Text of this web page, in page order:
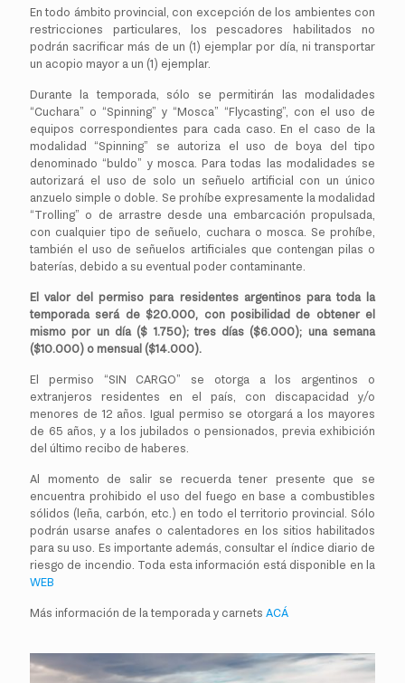
En todo ámbito provincial, con excepción de los ambientes con
restricciones particulares, los pescadores habilitados no
podrán sacrificar más de un (1) ejemplar por día, ni transportar
un acopio mayor a un (1) ejemplar.
Durante la temporada, sólo se permitirán las modalidades
“Cuchara” o “Spinning” y “Mosca” “Flycasting”, con el uso de
equipos correspondientes para cada caso. En el caso de la
modalidad “Spinning” se autoriza el uso de boya del tipo
denominado “buldo” y mosca. Para todas las modalidades se
autorizará el uso de solo un señuelo artificial con un único
anzuelo simple o doble. Se prohíbe expresamente la modalidad
“Trolling” o de arrastre desde una embarcación propulsada,
con cualquier tipo de señuelo, cuchara o mosca. Se prohíbe,
también el uso de señuelos artificiales que contengan pilas o
baterías, debido a su eventual poder contaminante.
El valor del permiso para residentes argentinos para toda la
temporada será de $20.000, con posibilidad de obtener el
mismo por un día ($ 1.750); tres días ($6.000); una semana
($10.000) o mensual ($14.000).
El permiso “SIN CARGO” se otorga a los argentinos o
extranjeros residentes en el país, con discapacidad y/o
menores de 12 años. Igual permiso se otorgará a los mayores
de 65 años, y a los jubilados o pensionados, previa exhibición
del último recibo de haberes.
Al momento de salir se recuerda tener presente que se
encuentra prohibido el uso del fuego en base a combustibles
sólidos (leña, carbón, etc.) en todo el territorio provincial. Sólo
podrán usarse anafes o calentadores en los sitios habilitados
para su uso. Es importante además, consultar el índice diario de
riesgo de incendio. Toda esta información está disponible en la
WEB
Más información de la temporada y carnets ACÁ